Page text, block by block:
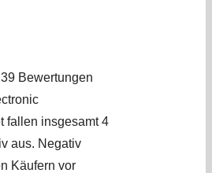
Bewertungen
fallen insgesamt 4
aus. Negativ
Käufern vor